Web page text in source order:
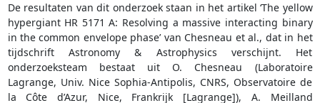
De resultaten van dit onderzoek staan in het artikel ‘The yellow
hypergiant HR 5171 A: Resolving a massive interacting binary
in the common envelope phase’ van Chesneau et al., dat in het
tijdschrift Astronomy & Astrophysics verschijnt. Het
onderzoeksteam bestaat uit O. Chesneau (Laboratoire
Lagrange, Univ. Nice Sophia-Antipolis, CNRS, Observatoire de
la Côte d’Azur, Nice, Frankrijk [Lagrange]), A. Meilland